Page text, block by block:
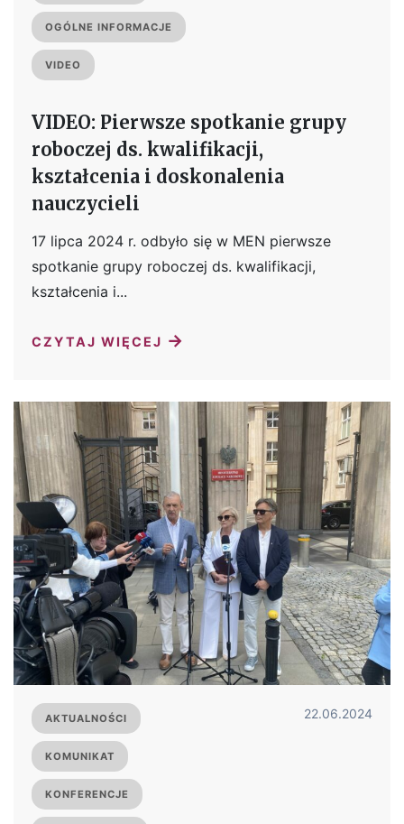
OGÓLNE INFORMACJE
VIDEO
VIDEO: Pierwsze spotkanie grupy
roboczej ds. kwalifikacji,
kształcenia i doskonalenia
nauczycieli
17 lipca 2024 r. odbyło się w MEN pierwsze
spotkanie grupy roboczej ds. kwalifikacji,
kształcenia i...
CZYTAJ WIĘCEJ →
AKTUALNOŚCI
KOMUNIKAT
KONFERENCJE
22.06.2024